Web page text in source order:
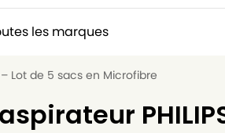
les marques
– Lot de 5 sacs en Microfibre